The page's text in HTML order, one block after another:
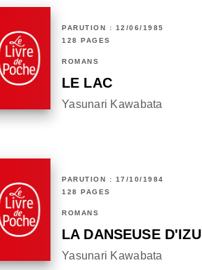
PARUTION : 12/06/1985
128 PAGES
ROMANS
LE LAC
Yasunari Kawabata
PARUTION : 17/10/1984
128 PAGES
ROMANS
LA DANSEUSE D'IZU
Yasunari Kawabata